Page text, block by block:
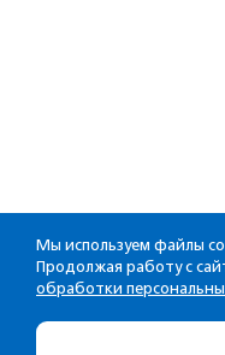
Мы используем файлы
Продолжая работу с
обработки